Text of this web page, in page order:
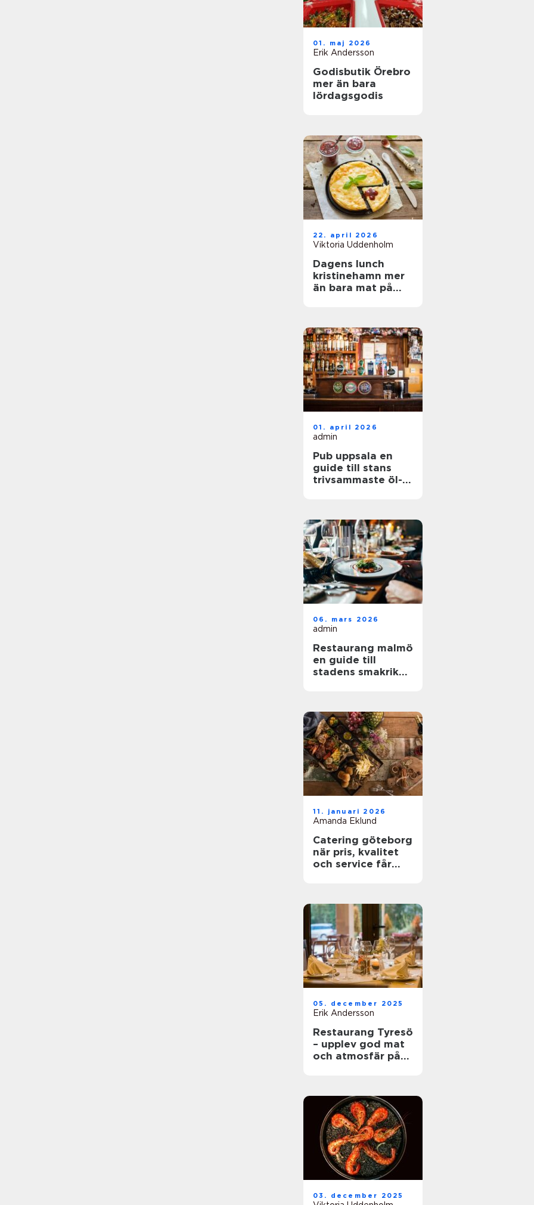
01. maj 2026
Erik Andersson
Godisbutik Örebro
mer än bara
lördagsgodis
22. april 2026
Viktoria Uddenholm
Dagens lunch
kristinehamn mer
än bara mat på
01. april 2026
admin
Pub uppsala en
guide till stans
trivsammaste öl-
06. mars 2026
admin
Restaurang malmö
en guide till
stadens smakrika
11. januari 2026
Amanda Eklund
Catering göteborg
när pris, kvalitet
och service får
05. december 2025
Erik Andersson
Restaurang Tyresö
– upplev god mat
och atmosfär på
03. december 2025